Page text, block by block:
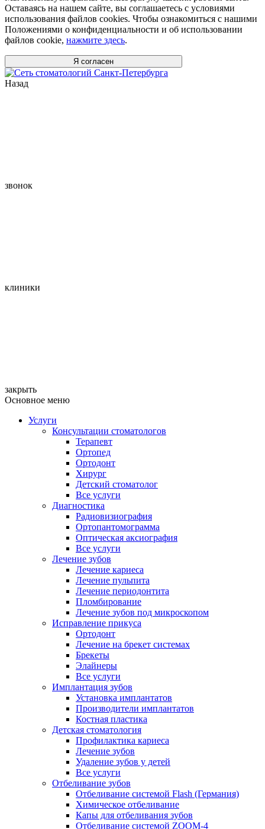
Оставаясь на нашем сайте, вы соглашаетесь с условиями
использования файлов cookies. Чтобы ознакомиться с нашими
Положениями о конфиденциальности и об использовании
файлов cookie, нажмите здесь.
Я согласен
Назад
звонок
клиники
закрыть
Основное меню
Услуги
Консультации стоматологов
Терапевт
Ортопед
Ортодонт
Хирург
Детский стоматолог
Все услуги
Диагностика
Радиовизиография
Ортопантомограмма
Оптическая аксиография
Все услуги
Лечение зубов
Лечение кариеса
Лечение пульпита
Лечение периодонтита
Пломбирование
Лечение зубов под микроскопом
Исправление прикуса
Ортодонт
Лечение на брекет системах
Брекеты
Элайнеры
Все услуги
Имплантация зубов
Установка имплантатов
Производители имплантатов
Костная пластика
Детская стоматология
Профилактика кариеса
Лечение зубов
Удаление зубов у детей
Все услуги
Отбеливание зубов
Отбеливание системой Flash (Германия)
Химическое отбеливание
Капы для отбеливания зубов
Отбеливание системой ZOOM-4